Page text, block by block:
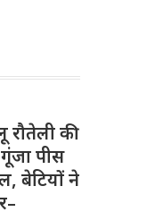
रौतेली की
पीस
बेटियों ने